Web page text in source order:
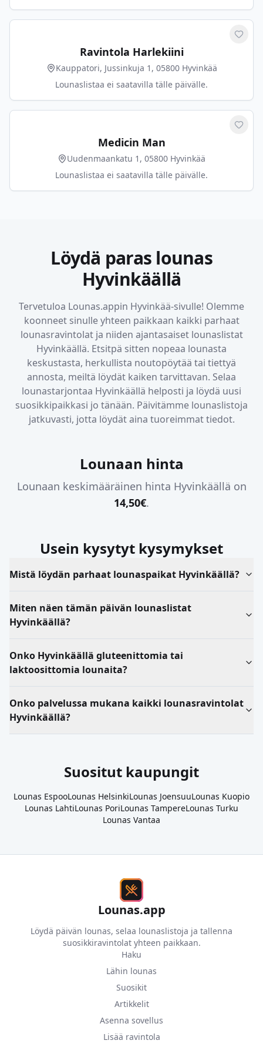
Ravintola Harlekiini
Kauppatori, Jussinkuja 1, 05800 Hyvinkää
Lounaslistaa ei saatavilla tälle päivälle.
Medicin Man
Uudenmaankatu 1, 05800 Hyvinkää
Lounaslistaa ei saatavilla tälle päivälle.
Löydä paras lounas
Hyvinkäällä
Tervetuloa Lounas.appin Hyvinkää-sivulle! Olemme
koonneet sinulle yhteen paikkaan kaikki parhaat
lounasravintolat ja niiden ajantasaiset lounaslistat
Hyvinkäällä. Etsitpä sitten nopeaa lounasta
keskustasta, herkullista noutopöytää tai tiettyä
annosta, meiltä löydät kaiken tarvittavan. Selaa
lounastarjontaa Hyvinkäällä helposti ja löydä uusi
suosikkipaikkasi jo tänään. Päivitämme lounaslistoja
jatkuvasti, jotta löydät aina tuoreimmat tiedot.
Lounaan hinta
Lounaan keskimääräinen hinta Hyvinkäällä on
14,50€.
Usein kysytyt kysymykset
Mistä löydän parhaat lounaspaikat Hyvinkäällä?
Miten näen tämän päivän lounaslistat
Hyvinkäällä?
Onko Hyvinkäällä gluteenittomia tai
laktoosittomia lounaita?
Onko palvelussa mukana kaikki lounasravintolat
Hyvinkäällä?
Suositut kaupungit
Lounas EspooLounas HelsinkiLounas JoensuuLounas Kuopio
Lounas LahtiLounas PoriLounas TampereLounas Turku
Lounas Vantaa
Lounas.app
Löydä päivän lounas, selaa lounaslistoja ja tallenna
suosikkiravintolat yhteen paikkaan.
Haku
Lähin lounas
Suosikit
Artikkelit
Asenna sovellus
Lisää ravintola